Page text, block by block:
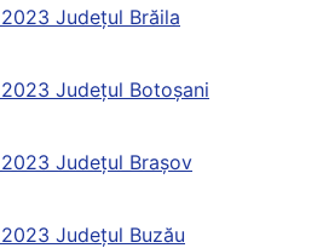
Județul Brăila
Județul Botoşani
Județul Braşov
Județul Buzău